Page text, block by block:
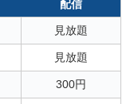
配信
見放題
見放題
300円